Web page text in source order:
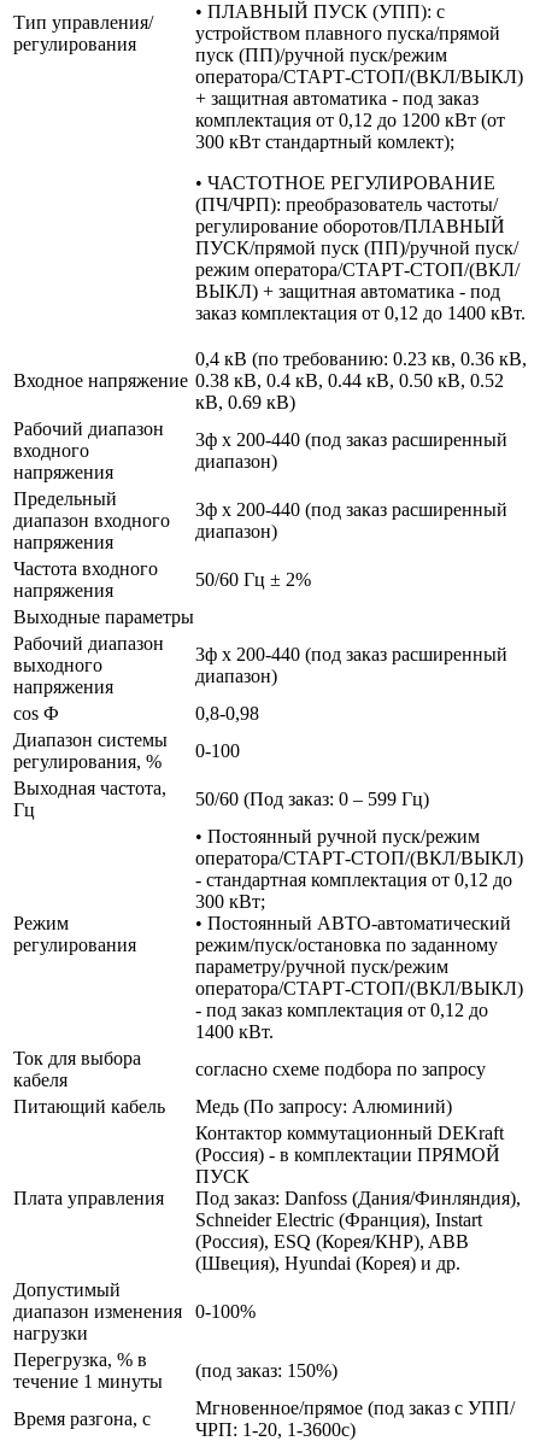
Тип управления/
регулирования
• ПЛАВНЫЙ ПУСК (УПП): с
устройством плавного пуска/прямой
пуск (ПП)/ручной пуск/режим
оператора/СТАРТ-СТОП/(ВКЛ/ВЫКЛ)
+ защитная автоматика - под заказ
комплектация от 0,12 до 1200 кВт (от
300 кВт стандартный комлект);
• ЧАСТОТНОЕ РЕГУЛИРОВАНИЕ
(ПЧ/ЧРП): преобразователь частоты/
регулирование оборотов/ПЛАВНЫЙ
ПУСК/прямой пуск (ПП)/ручной пуск/
режим оператора/СТАРТ-СТОП/(ВКЛ/
ВЫКЛ) + защитная автоматика - под
заказ комплектация от 0,12 до 1400 кВт.
Входное напряжение
0,4 кВ (по требованию: 0.23 кв, 0.36 кВ,
0.38 кВ, 0.4 кВ, 0.44 кВ, 0.50 кВ, 0.52
кВ, 0.69 кВ)
Рабочий диапазон
входного
напряжения
3ф х 200-440 (под заказ расширенный
диапазон)
Предельный
диапазон входного
напряжения
3ф х 200-440 (под заказ расширенный
диапазон)
Частота входного
напряжения
50/60 Гц ± 2%
Выходные параметры
Рабочий диапазон
выходного
напряжения
3ф х 200-440 (под заказ расширенный
диапазон)
cos Ф
0,8-0,98
Диапазон системы
регулирования, %
0-100
Выходная частота,
Гц
50/60 (Под заказ: 0 – 599 Гц)
Режим
регулирования
• Постоянный ручной пуск/режим
оператора/СТАРТ-СТОП/(ВКЛ/ВЫКЛ)
- стандартная комплектация от 0,12 до
300 кВт;
• Постоянный АВТО-автоматический
режим/пуск/остановка по заданному
параметру/ручной пуск/режим
оператора/СТАРТ-СТОП/(ВКЛ/ВЫКЛ)
- под заказ комплектация от 0,12 до
1400 кВт.
Ток для выбора
кабеля
согласно схеме подбора по запросу
Питающий кабель
Медь (По запросу: Алюминий)
Плата управления
Контактор коммутационный DEKraft
(Россия) - в комплектации ПРЯМОЙ
ПУСК
Под заказ: Danfoss (Дания/Финляндия),
Schneider Electric (Франция), Instart
(Россия), ESQ (Корея/КНР), ABB
(Швеция), Hyundai (Корея) и др.
Допустимый
диапазон изменения
нагрузки
0-100%
Перегрузка, % в
течение 1 минуты
(под заказ: 150%)
Время разгона, с
Мгновенное/прямое (под заказ с УПП/
ЧРП: 1-20, 1-3600с)